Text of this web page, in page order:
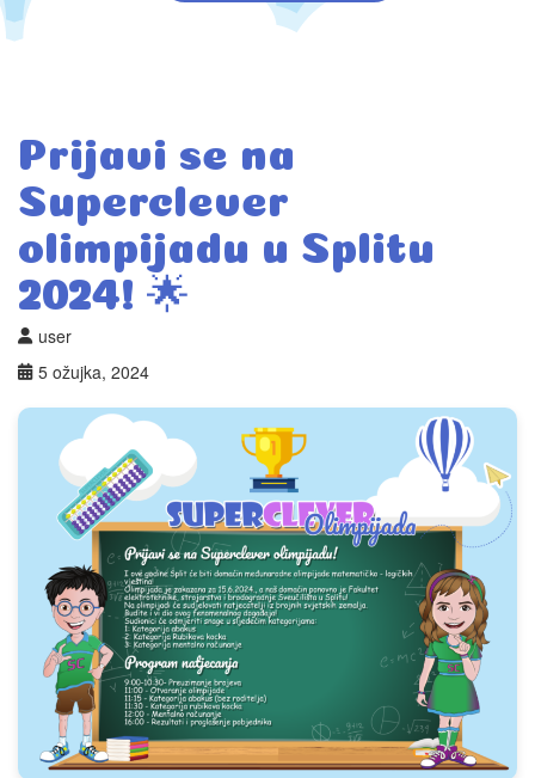
Prijavi se na
Superclever
olimpijadu u Splitu
2024! 🌟
user
5 ožujka, 2024